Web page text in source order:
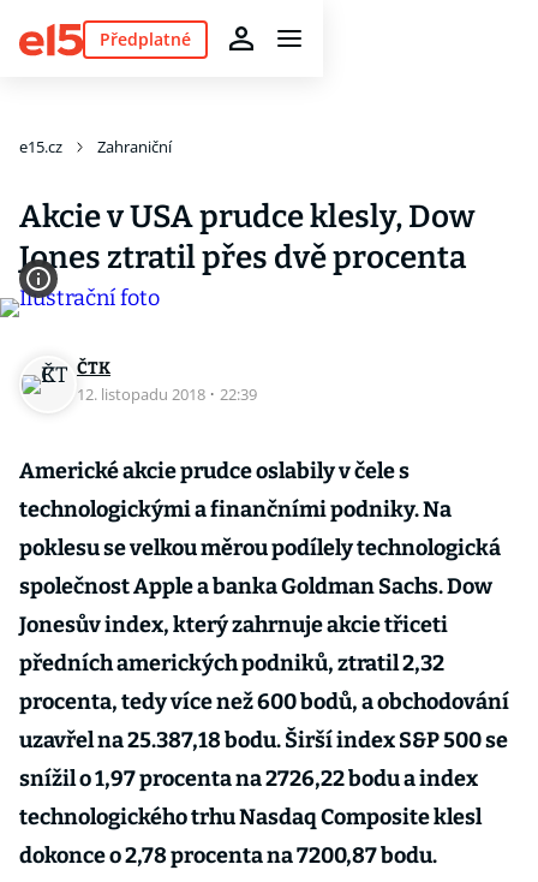
Předplatné
e15.cz Zahraniční
Akcie v USA prudce klesly, Dow
Jones ztratil přes dvě procenta
ČTK
12. listopadu 2018 · 22:39
Americké akcie prudce oslabily v čele s
technologickými a finančními podniky. Na
poklesu se velkou měrou podílely technologická
společnost Apple a banka Goldman Sachs. Dow
Jonesův index, který zahrnuje akcie třiceti
předních amerických podniků, ztratil 2,32
procenta, tedy více než 600 bodů, a obchodování
uzavřel na 25.387,18 bodu. Širší index S&P 500 se
snížil o 1,97 procenta na 2726,22 bodu a index
technologického trhu Nasdaq Composite klesl
dokonce o 2,78 procenta na 7200,87 bodu.